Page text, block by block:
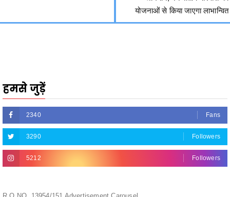
2340
3290 Followers
5212 Followers
R.O.NO. 13954/151 Advertisement Carousel